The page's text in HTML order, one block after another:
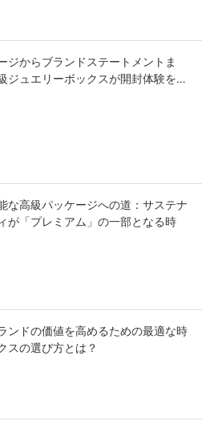
ジからブランドステートメントま
ジュエリーボックスが開封体験をど
な高級パッケージへの道：サステナ
が「プレミアム」の一部となる時
ンドの価値を高めるための最適な時
スの選び方とは？